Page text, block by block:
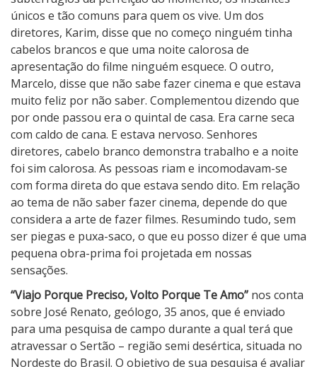
o
l
t
o
P
o
r
q
u
e
T
e
A
m
o
únicos e tão comuns para quem os vive. Um dos
diretores, Karim, disse que no começo ninguém tinha
cabelos brancos e que uma noite calorosa de
apresentação do filme ninguém esquece. O outro,
Marcelo, disse que não sabe fazer cinema e que estava
muito feliz por não saber. Complementou dizendo que
por onde passou era o quintal de casa. Era carne seca
com caldo de cana. E estava nervoso. Senhores
diretores, cabelo branco demonstra trabalho e a noite
foi sim calorosa. As pessoas riam e incomodavam-se
com forma direta do que estava sendo dito. Em relação
ao tema de não saber fazer cinema, depende do que
considera a arte de fazer filmes. Resumindo tudo, sem
ser piegas e puxa-saco, o que eu posso dizer é que uma
pequena obra-prima foi projetada em nossas
sensações.
“Viajo Porque Preciso, Volto Porque Te Amo” nos conta
sobre José Renato, geólogo, 35 anos, que é enviado
para uma pesquisa de campo durante a qual terá que
atravessar o Sertão – região semi desértica, situada no
Nordeste do Brasil. O objetivo de sua pesquisa é avaliar